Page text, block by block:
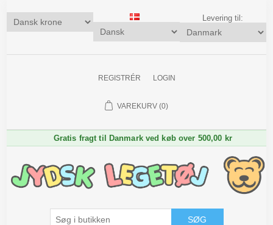
Levering til:
REGISTRÉR LOGIN
VAREKURV (0)
Gratis fragt til Danmark ved køb over 500,00 kr
SØG